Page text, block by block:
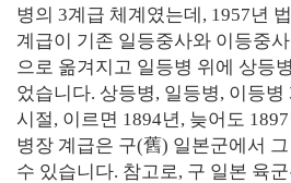
병의 3계급 체계였는데, 1957년
계급이 기존 일등중사와 이등중
으로 옮겨지고 일등병 위에 상등
었습니다. 상등병, 일등병, 이등
시절, 이르면 1894년, 늦어도
병장 계급은 구(舊) 일본군에서
수 있습니다. 참고로, 구 일본 육